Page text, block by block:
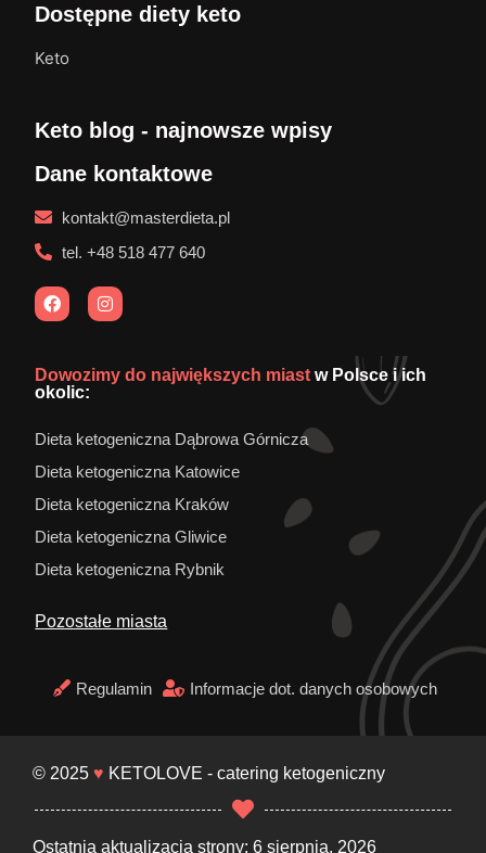
Dostępne diety keto
Keto
Keto blog - najnowsze wpisy
Dane kontaktowe
kontakt@masterdieta.pl
tel. +48 518 477 640
Dowozimy do największych miast w Polsce i ich
okolic:
Dieta ketogeniczna Dąbrowa Górnicza
Dieta ketogeniczna Katowice
Dieta ketogeniczna Kraków
Dieta ketogeniczna Gliwice
Dieta ketogeniczna Rybnik
Pozostałe miasta
Regulamin Informacje dot. danych osobowych
© 2025♥ KETOLOVE - catering ketogeniczny
Ostatnia aktualizacja strony: 6 sierpnia, 2026